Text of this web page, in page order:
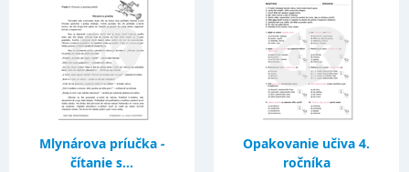
Mlynárova príučka -
čítanie s...
Opakovanie učiva 4.
ročníka